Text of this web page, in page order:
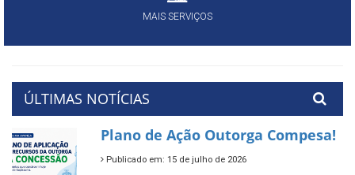
MAIS SERVIÇOS
ÚLTIMAS NOTÍCIAS
Plano de Ação Outorga Compesa!
Publicado em: 15 de julho de 2026